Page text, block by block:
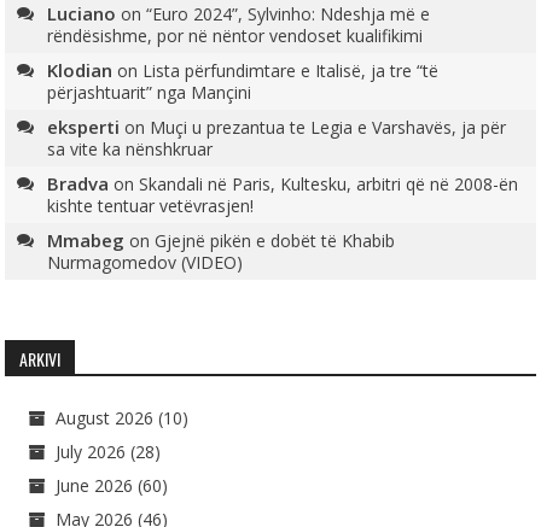
Luciano on“Euro 2024”, Sylvinho: Ndeshja më e
rëndësishme, por në nëntor vendoset kualifikimi
Klodian on Lista përfundimtare e Italisë, ja tre “të
përjashtuarit” nga Mançini
eksperti on Muçi u prezantua te Legia e Varshavës, ja për
sa vite ka nënshkruar
Bradva onSkandali në Paris, Kultesku, arbitri që në 2008-ën
kishte tentuar vetëvrasjen!
Mmabeg onGjejnë pikën e dobët të Khabib
Nurmagomedov (VIDEO)
ARKIVI
August 2026 (10)
July 2026 (28)
June 2026 (60)
May 2026 (46)